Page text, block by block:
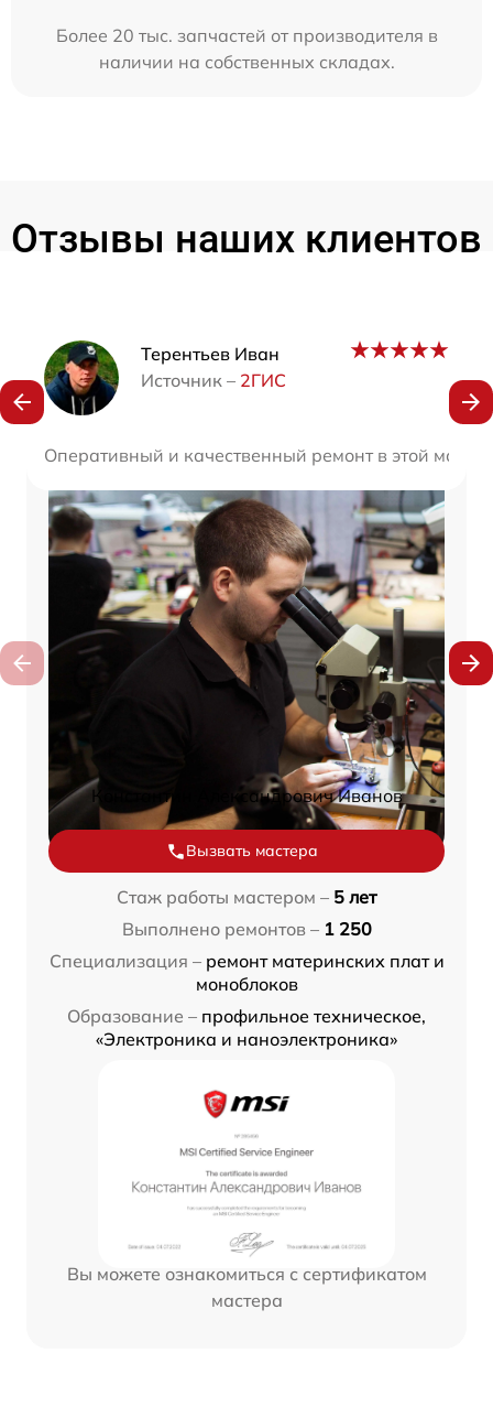
Более 20 тыс. запчастей от производителя в
наличии на собственных складах.
Отзывы наших клиентов
Терентьев Иван
Источник – 2ГИС
Оперативный и качественный ремонт в этой
Наши мастера
Константин Александрович Иванов
Вызвать мастера
Стаж работы мастером – 5 лет
Выполнено ремонтов – 1 250
Специализация – ремонт материнских плат и
моноблоков
Образование – профильное техническое,
«Электроника и наноэлектроника»
Вы можете ознакомиться с сертификатом
мастера